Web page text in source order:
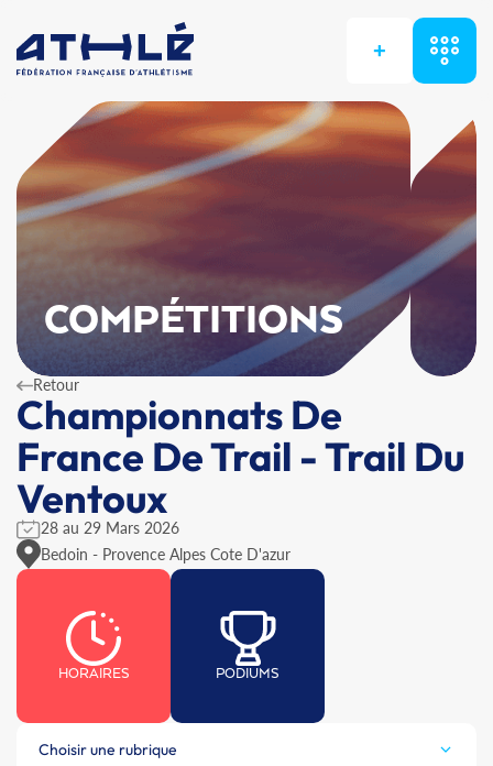
+
COMPÉTITIONS
Retour
Championnats De
France De Trail - Trail Du
Ventoux
28 au 29 Mars 2026
Bedoin - Provence Alpes Cote D'azur
HORAIRES PODIUMS
Choisir une rubrique